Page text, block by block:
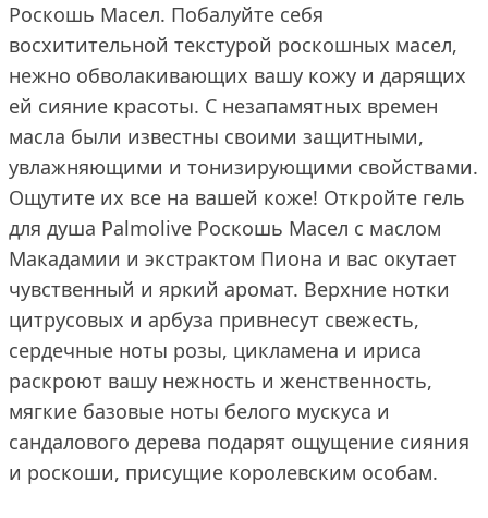
Роскошь Масел. Побалуйте себя
восхитительной текстурой роскошных масел,
нежно обволакивающих вашу кожу и дарящих
ей сияние красоты. С незапамятных времен
масла были известны своими защитными,
увлажняющими и тонизирующими свойствами.
Ощутите их все на вашей коже! Откройте гель
для душа Palmolive Роскошь Масел с маслом
Макадамии и экстрактом Пиона и вас окутает
чувственный и яркий аромат. Верхние нотки
цитрусовых и арбуза привнесут свежесть,
сердечные ноты розы, цикламена и ириса
раскроют вашу нежность и женственность,
мягкие базовые ноты белого мускуса и
сандалового дерева подарят ощущение сияния
и роскоши, присущие королевским особам.